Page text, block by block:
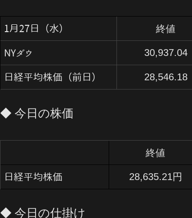
1月27日（水） 終値
NYダウ 30,937.04
日経平均株価（前日） 28,546.18
◆ 今日の株価
終値
日経平均株価 28,635.21円
◆ 今日の仕掛け